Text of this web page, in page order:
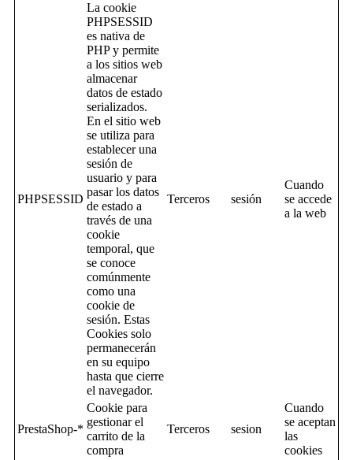
PHPSESSID
La cookie
PHPSESSID
es nativa de
PHP y permite
a los sitios web
almacenar
datos de estado
serializados.
En el sitio web
se utiliza para
establecer una
sesión de
usuario y para
pasar los datos
de estado a
través de una
cookie
temporal, que
se conoce
comúnmente
como una
cookie de
sesión. Estas
Cookies solo
permanecerán
en su equipo
hasta que cierre
el navegador.
Terceros sesión
Cuando
se accede
a la web
PrestaShop-*
Cookie para
gestionar el
carrito de la
compra
Terceros sesion
Cuando
se aceptan
las
cookies